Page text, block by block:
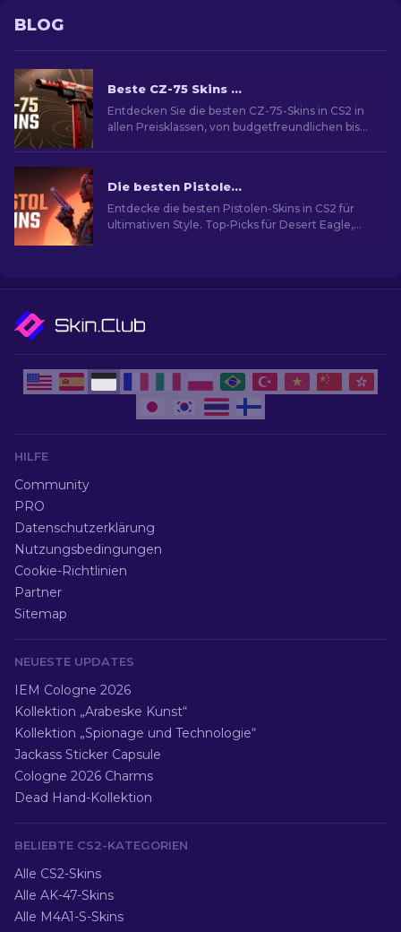
BLOG
Beste CZ-75 Skins in CS2 von Günstig bis Am Teuersten
Entdecken Sie die besten CZ-75-Skins in CS2 in
allen Preisklassen, von budgetfreundlichen bis
Die besten Pistolen-Skins in CS2 [2026]
Entdecke die besten Pistolen-Skins in CS2 für
ultimativen Style. Top-Picks für Desert Eagle,
HILFE
Community
PRO
Datenschutzerklärung
Nutzungsbedingungen
Cookie-Richtlinien
Partner
Sitemap
NEUESTE UPDATES
IEM Cologne 2026
Kollektion „Arabeske Kunst“
Kollektion „Spionage und Technologie“
Jackass Sticker Capsule
Cologne 2026 Charms
Dead Hand-Kollektion
BELIEBTE CS2-KATEGORIEN
Alle CS2-Skins
Alle AK-47-Skins
Alle M4A1-S-Skins